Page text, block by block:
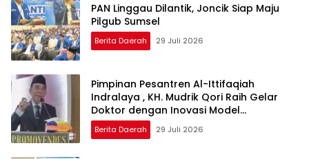
PAN Linggau Dilantik, Joncik Siap Maju
Pilgub Sumsel
Berita Daerah 29 Juli 2026
Pimpinan Pesantren Al-Ittifaqiah
Indralaya , KH. Mudrik Qori Raih Gelar
Doktor dengan Inovasi Model
Pembelajaran Nagham Al-Qur’an di UMM
Berita Daerah 29 Juli 2026